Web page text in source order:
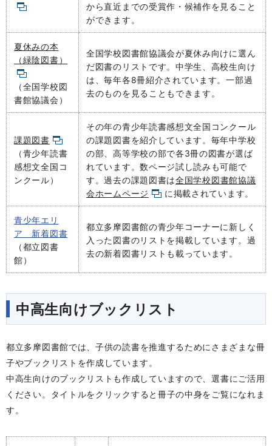
から直近までの受賞作・候補作を見ること
ができます。
夏休みの本
（緑陰図書）
（全国学校図
書館協議会）
全国学校図書館協議会が夏休み向けに選ん
だ図書のリストです。中学生、高校生向け
は、毎年各8冊紹介されています。一部過
去のものを見ることもできます。
課題図書
（青少年読書
感想文全国コ
ンクール）
その年の青少年読書感想文全国コンクール
の課題図書を紹介しています。毎年中学校
の部、高等学校の部で各3冊の図書が選ば
れています。数ページ試し読みも可能で
す。過去の課題図書は全国学校図書館協議
会ホームページ
に掲載されています。
青少年エリ
ア 新着図書
（都立図書
館）
都立多摩図書館の青少年コーナーに新しく
入った図書のリストを掲載しています。過
去の新着図書リストも載っています。
中高生向けブックリスト
都立多摩図書館では、 子供の読書を推進するためにさまざまな冊
子やブックリストを作成しています。
中高生向けのブックリストも作成していますので、選書にご活用
ください。タイトルをクリックすると冊子の中身をご覧になれま
す。